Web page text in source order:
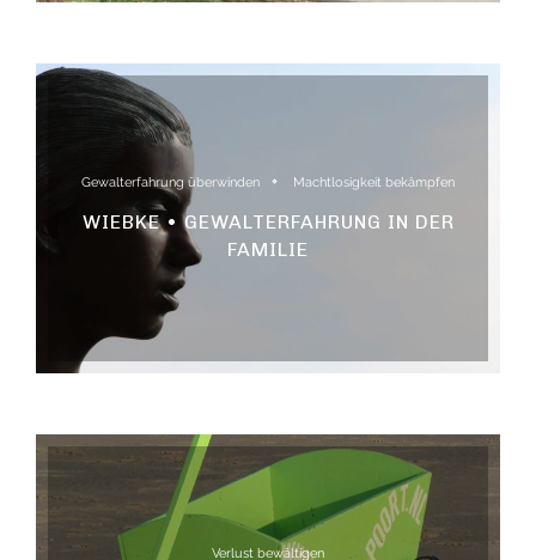
Gewalterfahrung überwinden Machtlosigkeit bekämpfen
WIEBKE • GEWALTERFAHRUNG IN DER
FAMILIE
Verlust bewältigen